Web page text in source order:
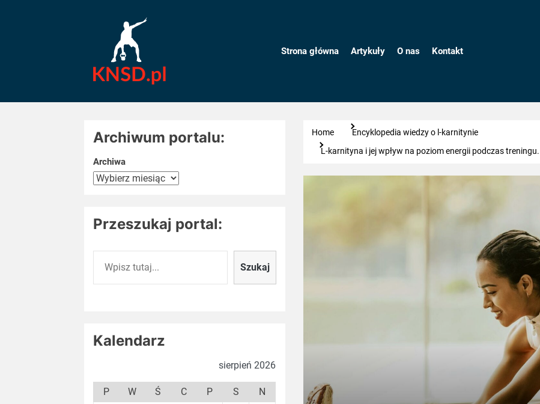
o
l-
karnitynie
Strona główna Artykuły O nas Kontakt
Home
Encyklopedia wiedzy o l-karnitynie
L-karnityna i jej wpływ na poziom energii podczas treningu.
Archiwum portalu:
Archiwa
Przeszukaj portal:
Szukaj
Kalendarz
sierpień 2026
P W Ś C P S
N